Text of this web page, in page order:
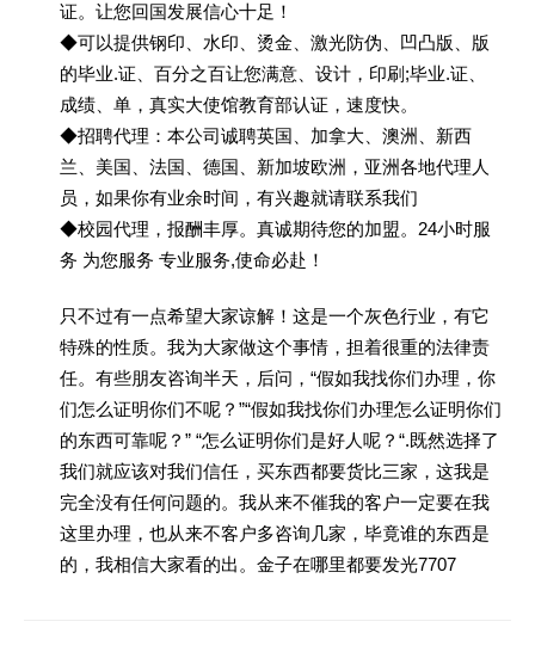
证。让您回国发展信心十足！
◆可以提供钢印、水印、烫金、激光防伪、凹凸版、版
的毕业.证、百分之百让您满意、设计，印刷;毕业.证、
成绩、单，真实大使馆教育部认证，速度快。
◆招聘代理：本公司诚聘英国、加拿大、澳洲、新西
兰、美国、法国、德国、新加坡欧洲，亚洲各地代理人
员，如果你有业余时间，有兴趣就请联系我们
◆校园代理，报酬丰厚。真诚期待您的加盟。24小时服
务 为您服务 专业服务,使命必赴！
只不过有一点希望大家谅解！这是一个灰色行业，有它
特殊的性质。我为大家做这个事情，担着很重的法律责
任。有些朋友咨询半天，后问，“假如我找你们办理，你
们怎么证明你们不呢？”“假如我找你们办理怎么证明你们
的东西可靠呢？” “怎么证明你们是好人呢？“.既然选择了
我们就应该对我们信任，买东西都要货比三家，这我是
完全没有任何问题的。我从来不催我的客户一定要在我
这里办理，也从来不客户多咨询几家，毕竟谁的东西是
的，我相信大家看的出。金子在哪里都要发光7707